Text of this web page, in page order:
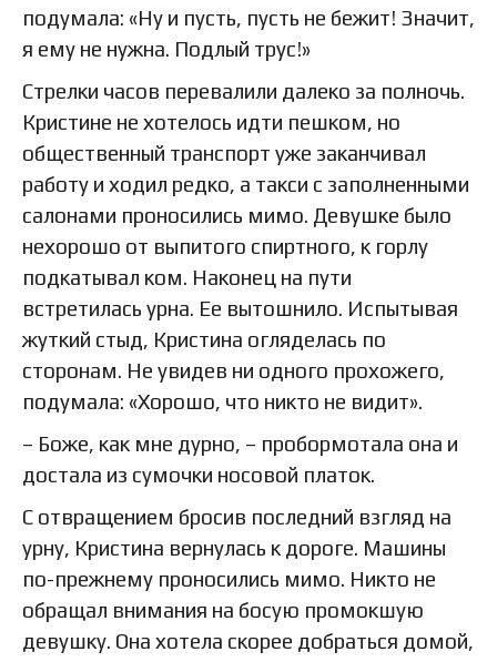
подумала: «Ну и пусть, пусть не бежит! Значит,
я ему не нужна. Подлый трус!»
Стрелки часов перевалили далеко за полночь.
Кристине не хотелось идти пешком, но
общественный транспорт уже заканчивал
работу и ходил редко, а такси с заполненными
салонами проносились мимо. Девушке было
нехорошо от выпитого спиртного, к горлу
подкатывал ком. Наконец на пути
встретилась урна. Ее вытошнило. Испытывая
жуткий стыд, Кристина огляделась по
сторонам. Не увидев ни одного прохожего,
подумала: «Хорошо, что никто не видит».
– Боже, как мне дурно, – пробормотала она и
достала из сумочки носовой платок.
С отвращением бросив последний взгляд на
урну, Кристина вернулась к дороге. Машины
по-прежнему проносились мимо. Никто не
обращал внимания на босую промокшую
девушку. Она хотела скорее добраться домой,